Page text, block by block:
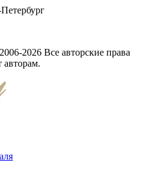
2026 Все авторские права
авторам.